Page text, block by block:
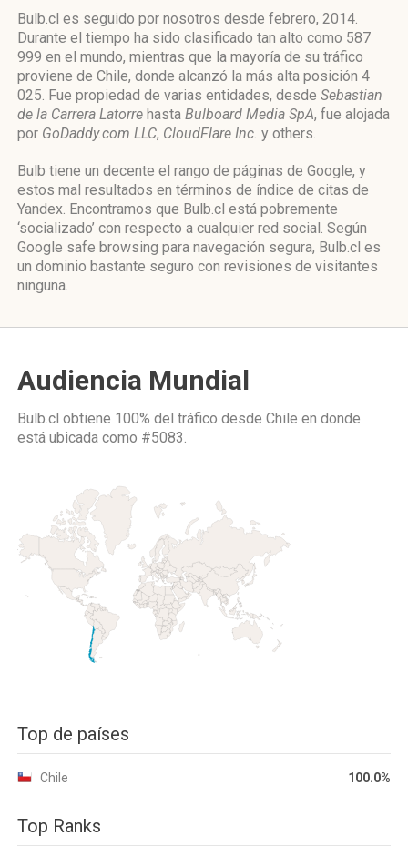
Bulb.cl es seguido por nosotros desde febrero, 2014.
Durante el tiempo ha sido clasificado tan alto como 587
999 en el mundo, mientras que la mayoría de su tráfico
proviene de Chile, donde alcanzó la más alta posición 4
025. Fue propiedad de varias entidades, desde Sebastian
de la Carrera Latorre hasta Bulboard Media SpA, fue alojada
por GoDaddy.com LLC, CloudFlare Inc. y others.
Bulb tiene un decente el rango de páginas de Google, y
estos mal resultados en términos de índice de citas de
Yandex. Encontramos que Bulb.cl está pobremente
‘socializado’ con respecto a cualquier red social. Según
Google safe browsing para navegación segura, Bulb.cl es
un dominio bastante seguro con revisiones de visitantes
ninguna.
Audiencia Mundial
Bulb.cl obtiene 100% del tráfico desde Chile en donde
está ubicada como #5083.
Top de países
Chile 100.0%
Top Ranks